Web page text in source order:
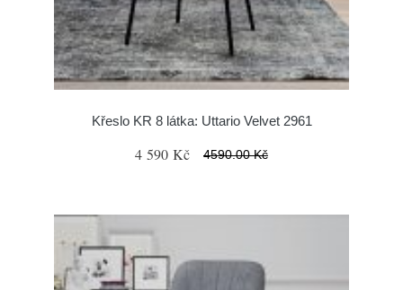
Křeslo KR 8 látka: Uttario Velvet 2961
4 590 Kč 4590.00 Kč